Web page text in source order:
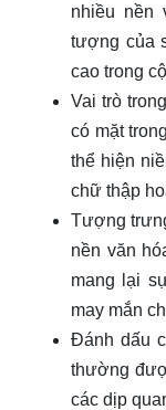
nhiều nền
tượng của
cao trong
Vai trò
có mặt
thể hiện
chữ thập
Tượng
nền văn
mang lại
may mắn
Đánh dấu
thường
các dịp